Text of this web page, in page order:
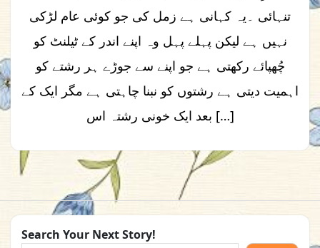
تنہائی ۔یہ کہانی ہے زمل کی جو کوئی عام لڑکی
نہیں ہے لیکن پہلے پہل وہ اپنے اندر کے ٹیلنٹ کو
چُھپائے رکھتی ہے جو اپنے سے جوڑے ہر رشتے کو
اہمیت دیتی ہے رشتوں کو نبنا چاہتی ہے مگر ایک کے
بعد ایک خونی رشتہ اس […]
Search Your Next Story!